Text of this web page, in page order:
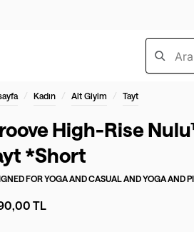
/ Kadın / Alt Giyim / Tayt
High-Rise
*Short
FORYOGA AND CASUAL AND YOGA AND
TL